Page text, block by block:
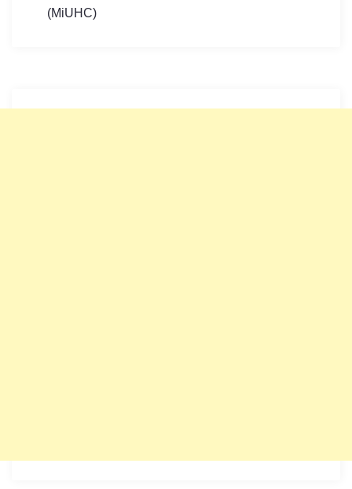
(MiUHC)